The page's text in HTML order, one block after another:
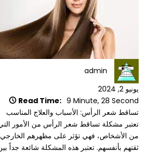
admin
يونيو 2, 2024
Read Time: 9 Minute, 28 Second
تساقط شعر الرأس: الأسباب والعلاج المناسب
تعتبر مشكلة تساقط شعر الرأس من الأمور التي
من الأشخاص، فهي تؤثر على مظهرهم الخارجي
ثقتهم بأنفسهم. تعتبر هذه المشكلة شائعة جداً